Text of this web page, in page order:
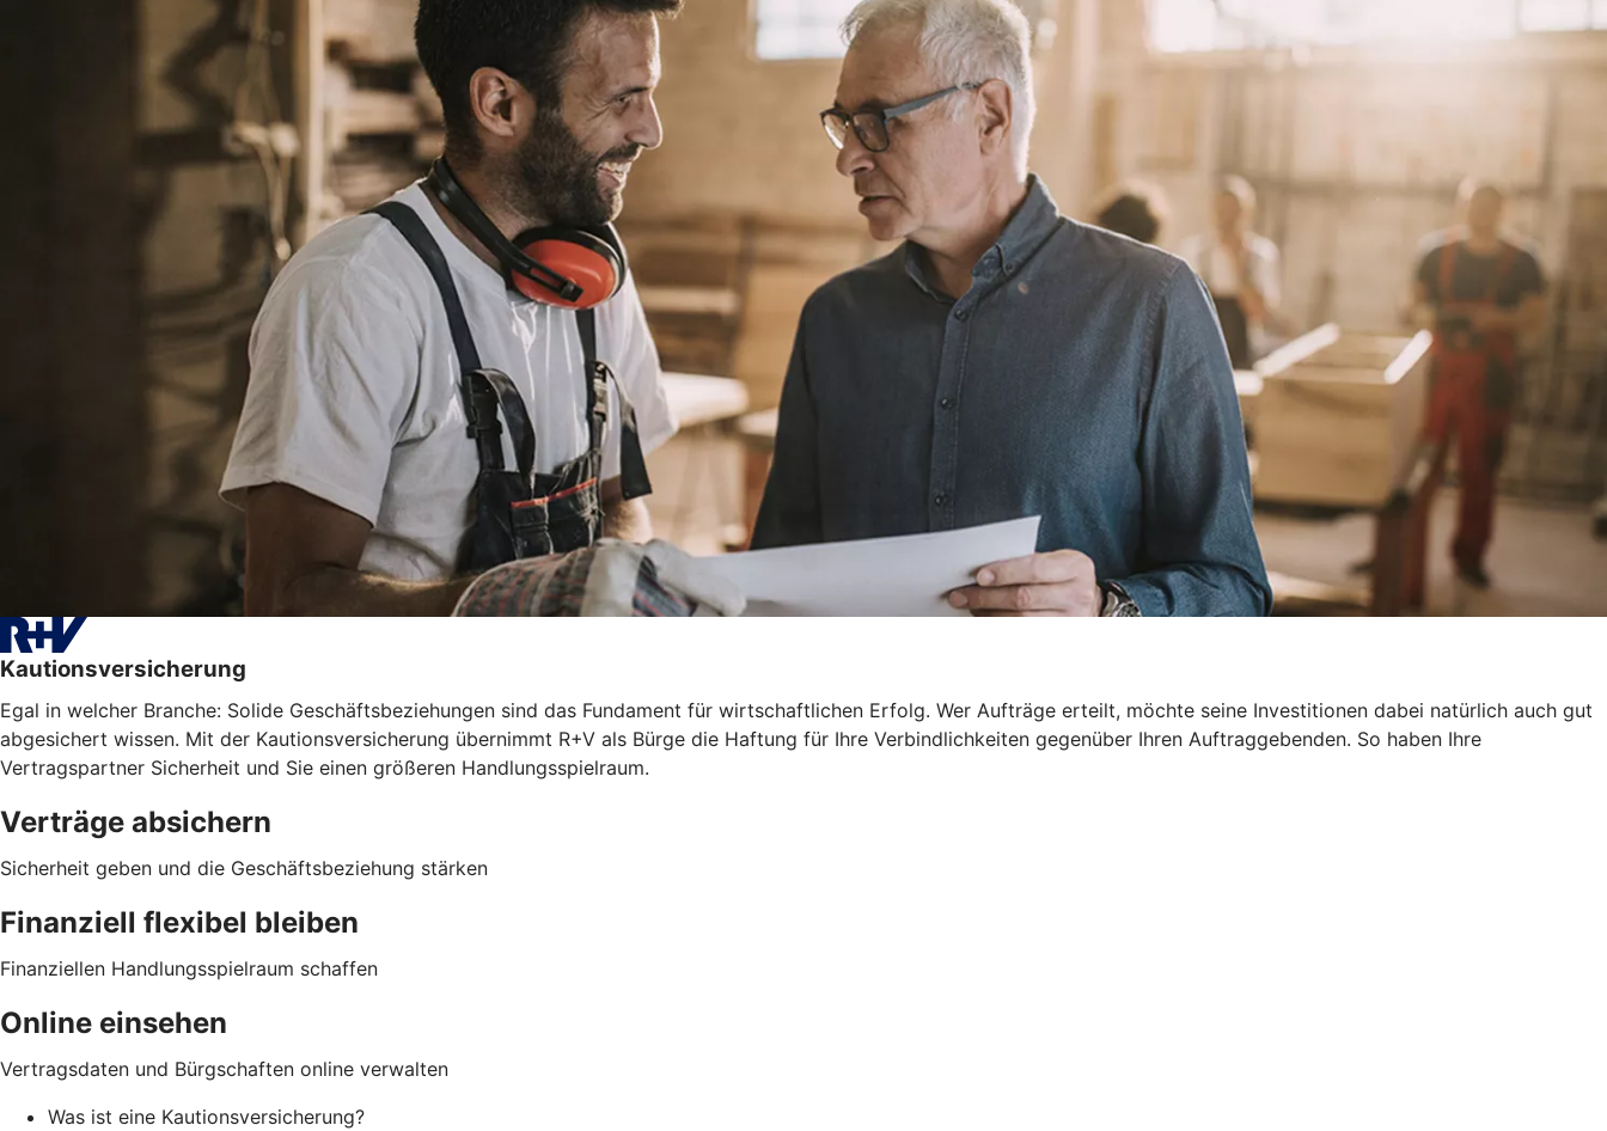
Kautionsversicherung
Egal in welcher Branche: Solide Geschäftsbeziehungen sind das Fundament für wirtschaftlichen Erfolg. Wer Aufträge erteilt, möchte seine Investitionen dabei natürlich auch gut
abgesichert wissen. Mit der Kautionsversicherung übernimmt R+V als Bürge die Haftung für Ihre Verbindlichkeiten gegenüber Ihren Auftraggebenden. So haben Ihre
Vertragspartner Sicherheit und Sie einen größeren Handlungsspielraum.
Verträge absichern
Sicherheit geben und die Geschäftsbeziehung stärken
Finanziell flexibel bleiben
Finanziellen Handlungsspielraum schaffen
Online einsehen
Vertragsdaten und Bürgschaften online verwalten
Was ist eine Kautionsversicherung?